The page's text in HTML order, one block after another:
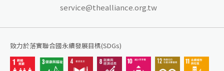
service@thealliance.org.tw
致力於落實聯合國永續發展目標(SDGs)